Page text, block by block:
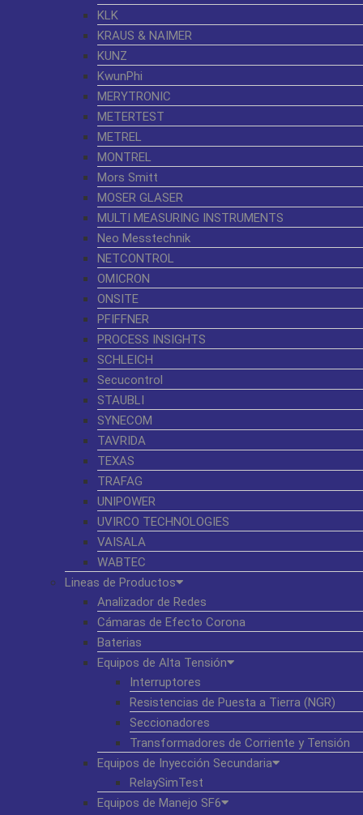
KLK
KRAUS & NAIMER
KUNZ
KwunPhi
MERYTRONIC
METERTEST
METREL
MONTREL
Mors Smitt
MOSER GLASER
MULTI MEASURING INSTRUMENTS
Neo Messtechnik
NETCONTROL
OMICRON
ONSITE
PFIFFNER
PROCESS INSIGHTS
SCHLEICH
Secucontrol
STAUBLI
SYNECOM
TAVRIDA
TEXAS
TRAFAG
UNIPOWER
UVIRCO TECHNOLOGIES
VAISALA
WABTEC
Lineas de Productos
Analizador de Redes
Cámaras de Efecto Corona
Baterias
Equipos de Alta Tensión
Interruptores
Resistencias de Puesta a Tierra (NGR)
Seccionadores
Transformadores de Corriente y Tensión
Equipos de Inyección Secundaria
RelaySimTest
Equipos de Manejo SF6